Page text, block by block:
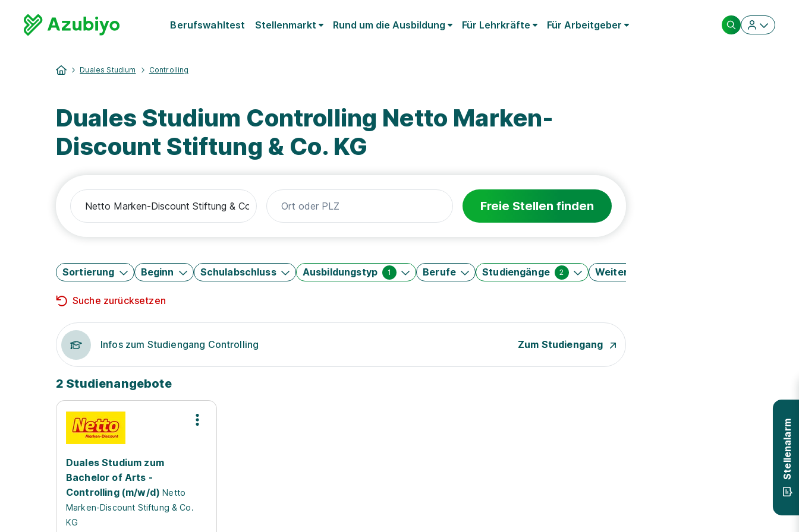
Berufswahltest Stellenmarkt Rund um die Ausbildung Für Lehrkräfte Für Arbeitgeber
Duales Studium Controlling
Duales Studium Controlling Netto Marken-
Discount Stiftung & Co. KG
Freie Stellen finden
Sortierung Beginn Schulabschluss Ausbildungstyp 1 Berufe Studiengänge 2 Weitere Filter
Suche zurücksetzen
Infos zum Studiengang Controlling Zum Studiengang
2 Studienangebote
Duales Studium zum
Bachelor of Arts -
Controlling (m/w/d) Netto
Marken-Discount Stiftung & Co.
KG
Stellenalarm